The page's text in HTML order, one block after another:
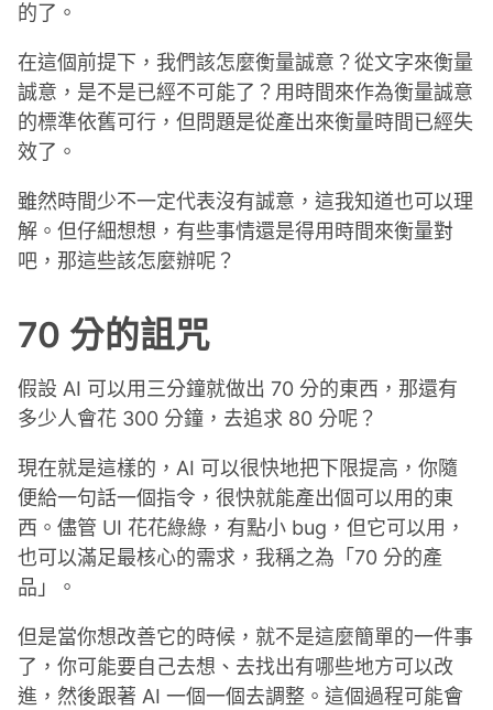
的了。
在這個前提下，我們該怎麼衡量誠意？從文字來衡量
誠意，是不是已經不可能了？用時間來作為衡量誠意
的標準依舊可行，但問題是從產出來衡量時間已經失
效了。
雖然時間少不一定代表沒有誠意，這我知道也可以理
解。但仔細想想，有些事情還是得用時間來衡量對
吧，那這些該怎麼辦呢？
70 分的詛咒
假設 AI 可以用三分鐘就做出 70 分的東西，那還有
多少人會花 300 分鐘，去追求 80 分呢？
現在就是這樣的，AI 可以很快地把下限提高，你隨
便給一句話一個指令，很快就能產出個可以用的東
西。儘管 UI 花花綠綠，有點小 bug，但它可以用，
也可以滿足最核心的需求，我稱之為「70 分的產
品」。
但是當你想改善它的時候，就不是這麼簡單的一件事
了，你可能要自己去想、去找出有哪些地方可以改
進，然後跟著 AI 一個一個去調整。這個過程可能會